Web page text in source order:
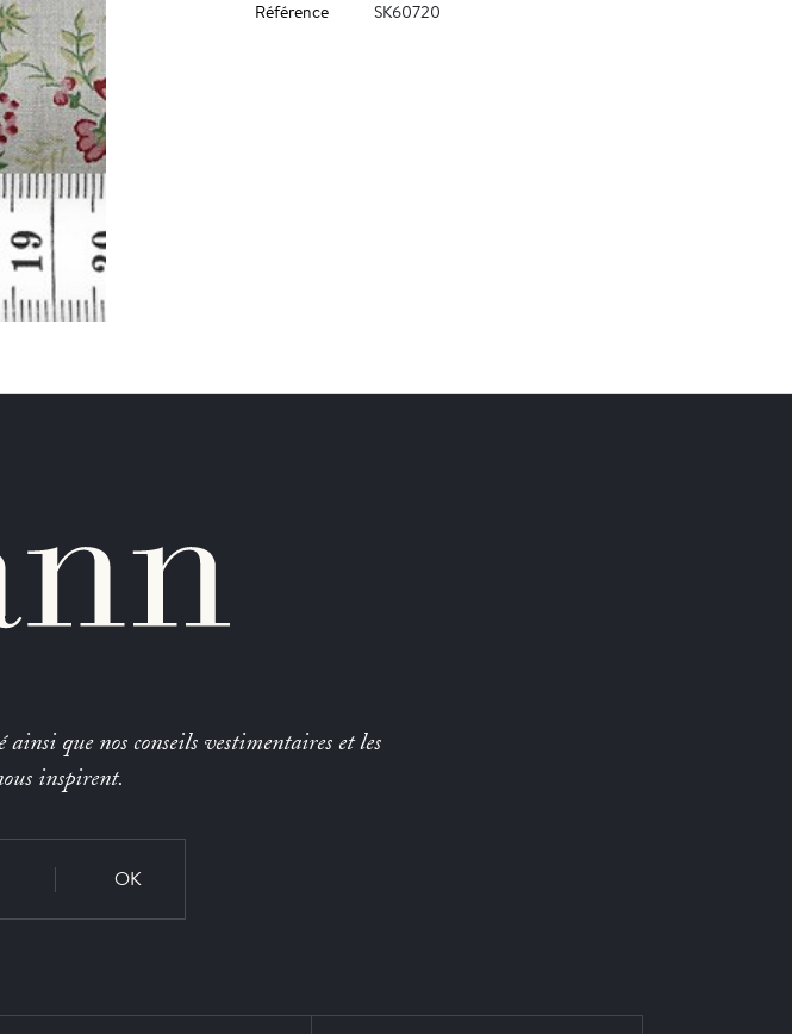
Référence
SK60720
que nos conseils vestimentaires et les
inspirent.
OK